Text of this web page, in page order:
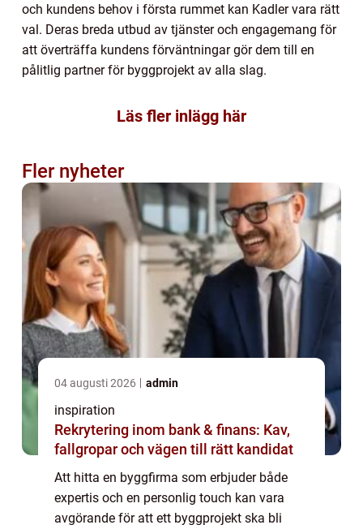
och kundens behov i första rummet kan Kadler vara rätt
val. Deras breda utbud av tjänster och engagemang för
att överträffa kundens förväntningar gör dem till en
pålitlig partner för byggprojekt av alla slag.
Läs fler inlägg här
Fler nyheter
04 augusti 2026 admin
inspiration
Rekrytering inom bank & finans: Kav,
fallgropar och vägen till rätt kandidat
Att hitta en byggfirma som erbjuder både
expertis och en personlig touch kan vara
avgörande för att ett byggprojekt ska bli